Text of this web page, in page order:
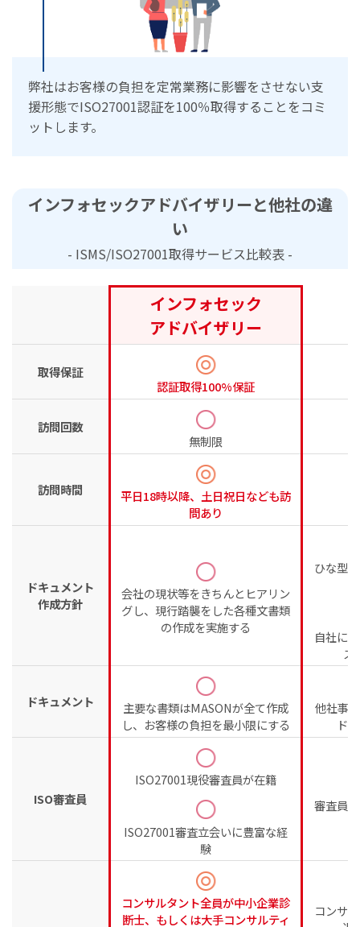
弊社はお客様の負担を定常業務に影響をさせない支
援形態でISO27001認証を100％取得することをコミ
ットします。
インフォセックアドバイザリーと他社の違
い
- ISMS/ISO27001取得サービス比較表 -
インフォセック
アドバイザリー
取得保証
認証取得100%保証
訪問回数
無制限
訪問時間
平日18時以降、土日祝日なども訪
問あり
ドキュメント
作成方針
会社の現状等をきちんとヒアリン
グし、現行踏襲をした各種文書類
の作成を実施する
ひな型
自社に
ス
ドキュメント
主要な書類はMASONが全て作成
し、お客様の負担を最小限にする
他社事
ド
ISO審査員
ISO27001現役審査員が在籍
ISO27001審査立会いに豊富な経
験
審査員
コンサルタント全員が中小企業診
断士、もしくは大手コンサルティ
コンサ